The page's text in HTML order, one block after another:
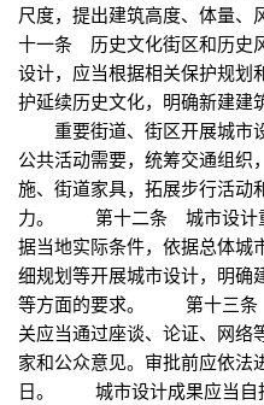
尺度，提出建筑高度、体量
十一条 历史文化街区和历史
设计，应当根据相关保护规划
护延续历史文化，明确新建建
重要街道、街区开展城市
公共活动需要，统筹交通组织
施、街道家具，拓展步行活动
力。 第十二条 城市设计重
据当地实际条件，依据总体城
细规划等开展城市设计，明确
等方面的要求。 第十三条
关应当通过座谈、论证、网络
家和公众意见。审批前应依法
日。 城市设计成果应当自